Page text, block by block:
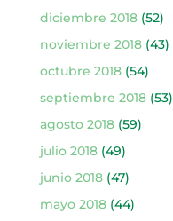
diciembre 2018(52)
noviembre 2018(43)
octubre 2018(54)
septiembre 2018(53)
agosto 2018(59)
julio 2018(49)
junio 2018(47)
mayo 2018(44)